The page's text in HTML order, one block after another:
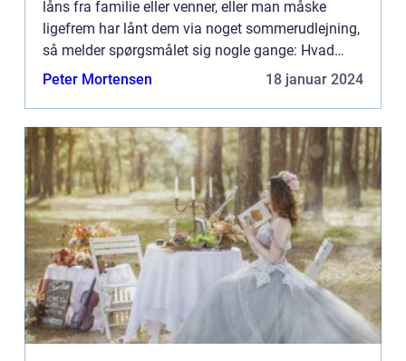
låns fra familie eller venner, eller man måske
ligefrem har lånt dem via noget sommerudlejning,
så melder spørgsmålet sig nogle gange: Hvad
skal man nu lav...
Peter Mortensen 18 januar 2024